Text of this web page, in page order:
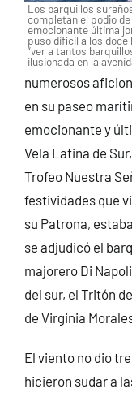
Los barquillos
completan el podio
emocionante última
puso difícil a los doce
“ver a tantos
ilusionada en la
numerosos
en su paseo
emocionante y
Vela Latina de
Trofeo Nuestra
festividades que
su Patrona,
se adjudicó el
majorero Di
del sur, el Tritón
de Virginia
El viento no dio
hicieron sudar a